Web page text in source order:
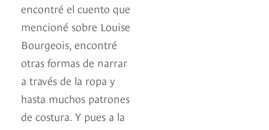
encontré el cuento que
mencioné sobre Louise
Bourgeois, encontré
otras formas de narrar
a través de la ropa y
hasta muchos patrones
de costura. Y pues a la